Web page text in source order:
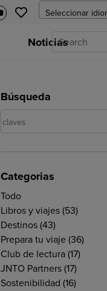
Noticias
Búsqueda
Categorias
Todo
Libros y viajes (53)
Destinos (43)
Prepara tu viaje (36)
Club de lectura (17)
JNTO Partners (17)
Sostenibilidad (16)